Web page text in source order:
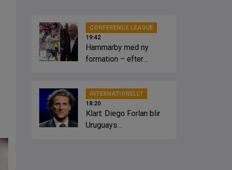
CONFERENCE LEAGUE
19:42
Hammarby med ny
formation – efter
INTERNATIONELLT
18:20
Klart: Diego Forlan blir
Uruguays